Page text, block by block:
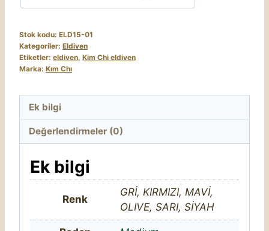
Stok kodu: ELD15-01
Kategoriler: Eldiven
Etiketler: eldiven, Kim Chi eldiven
Marka: Kım Chı
Ek bilgi
Değerlendirmeler (0)
Ek bilgi
Renk
GRİ, KIRMIZI, MAVİ,
OLIVE, SARI, SİYAH